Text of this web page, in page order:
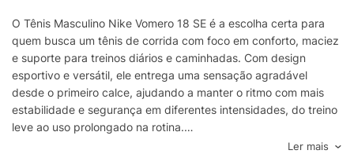
O Tênis Masculino Nike Vomero 18 SE é a escolha certa para
quem busca um tênis de corrida com foco em conforto, maciez
e suporte para treinos diários e caminhadas. Com design
esportivo e versátil, ele entrega uma sensação agradável
desde o primeiro calce, ajudando a manter o ritmo com mais
estabilidade e segurança em diferentes intensidades, do treino
leve ao uso prolongado na rotina.
O cabedal foi pensado para favorecer a ventilação e o ajuste
Ler mais